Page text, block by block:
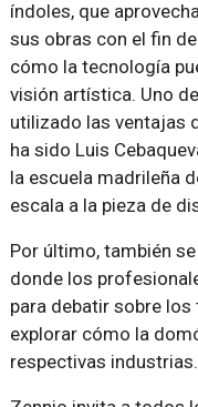
índoles, que
sus obras con el fin
cómo la tecnología
visión artística. Uno
utilizado las ventajas
ha sido Luis
la escuela madrileña
escala a la pieza de
Por último, también
donde los
para debatir sobre
explorar cómo la
respectivas industrias.